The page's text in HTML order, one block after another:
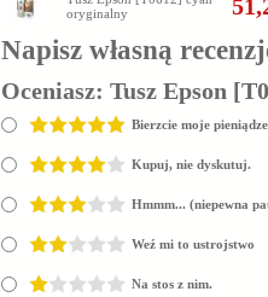
oryginalny
Napisz własną
Oceniasz: Tusz Epson
Bierzcie moje
Kupuj, nie dyskutuj.
Hmmm... (niepewna
Weź mi to ustrojstwo
Na stos z nim.